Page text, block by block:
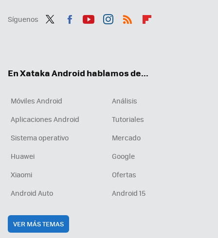
Síguenos
En Xataka Android hablamos de...
Móviles Android
Análisis
Aplicaciones Android
Tutoriales
Sistema operativo
Mercado
Huawei
Google
Xiaomi
Ofertas
Android Auto
Android 15
VER MÁS TEMAS